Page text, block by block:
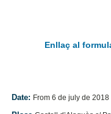
Enllaç al
Date: From 6 de july de